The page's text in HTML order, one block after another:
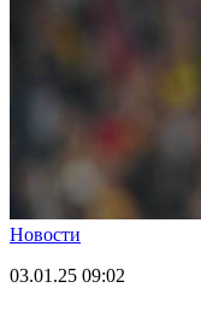
Новости
03.01.25 09:02